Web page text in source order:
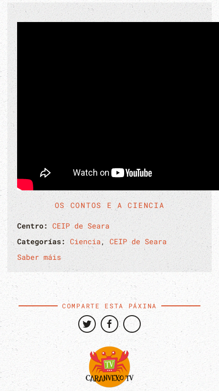
OS CONTOS E A CIENCIA
Centro: CEIP de Seara
Categorías:Ciencia, CEIP de Seara
Saber máis
COMPARTE ESTA PÁXINA